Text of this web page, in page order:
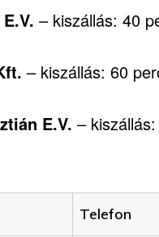
– kiszállás: 40
– kiszállás: 60
E.V. –
Telefon